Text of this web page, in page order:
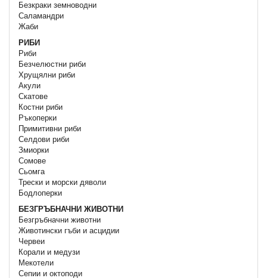
Безкраки земноводни
Саламандри
Жаби
РИБИ
Риби
Безчелюстни риби
Хрущялни риби
Акули
Скатове
Костни риби
Ръкоперки
Примитивни риби
Селдови риби
Змиорки
Сомове
Сьомга
Трески и морски дяволи
Бодлоперки
БЕЗГРЪБНАЧНИ ЖИВОТНИ
Безгръбначни животни
Животински гъби и асцидии
Червеи
Корали и медузи
Мекотели
Сепии и октоподи